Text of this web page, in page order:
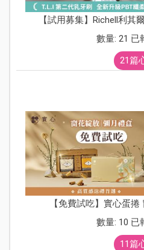
【試用募集】Richell利其
數量: 21 已
21篇
【免費試吃】實心蛋
數量: 10 已
11篇